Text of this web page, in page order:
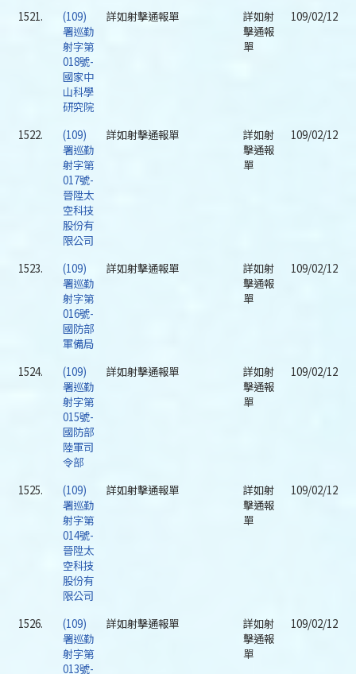
1521.
(109)
署巡勤
射字第
018號-
國家中
山科學
研究院
詳如射擊通報單
詳如射
擊通報
單
109/02/12
1522.
(109)
署巡勤
射字第
017號-
晉陞太
空科技
股份有
限公司
詳如射擊通報單
詳如射
擊通報
單
109/02/12
1523.
(109)
署巡勤
射字第
016號-
國防部
軍備局
詳如射擊通報單
詳如射
擊通報
單
109/02/12
1524.
(109)
署巡勤
射字第
015號-
國防部
陸軍司
令部
詳如射擊通報單
詳如射
擊通報
單
109/02/12
1525.
(109)
署巡勤
射字第
014號-
晉陞太
空科技
股份有
限公司
詳如射擊通報單
詳如射
擊通報
單
109/02/12
1526.
(109)
署巡勤
射字第
013號-
詳如射擊通報單
詳如射
擊通報
單
109/02/12